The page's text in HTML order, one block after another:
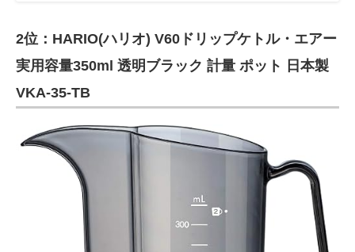
2位：HARIO(ハリオ) V60ドリップケトル・エアー
実用容量350ml 透明ブラック 計量 ポット 日本製
VKA-35-TB